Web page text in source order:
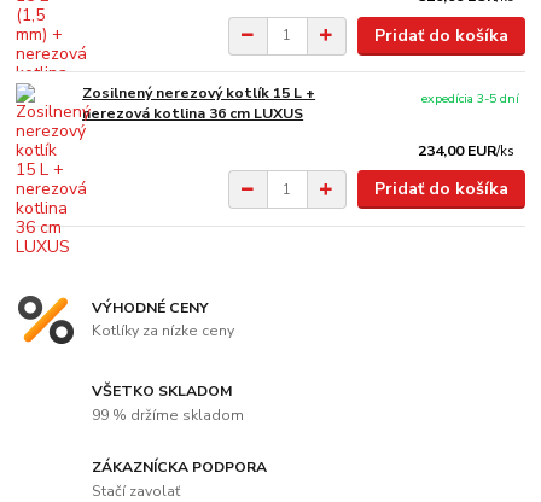
Pridať do košíka
Zosilnený nerezový kotlík 15 L +
nerezová kotlina 36 cm LUXUS
234,00 EUR/ks
expedícia 3-5 dní
Pridať do košíka
VÝHODNÉ CENY
Kotlíky za nízke ceny
VŠETKO SKLADOM
99 % držíme skladom
ZÁKAZNÍCKA PODPORA
Stačí zavolať